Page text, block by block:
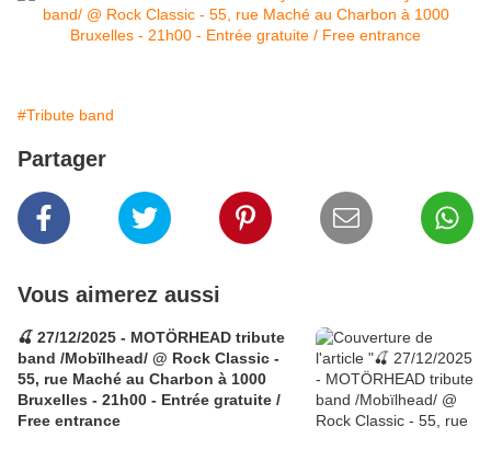
#Tribute band
Partager
Vous aimerez aussi
🍒 27/12/2025 - MOTÖRHEAD tribute
band /Mobïlhead/ @ Rock Classic -
55, rue Maché au Charbon à 1000
Bruxelles - 21h00 - Entrée gratuite /
Free entrance